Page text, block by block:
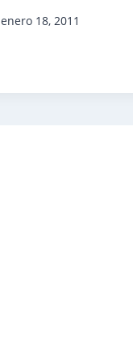
enero 18, 2011